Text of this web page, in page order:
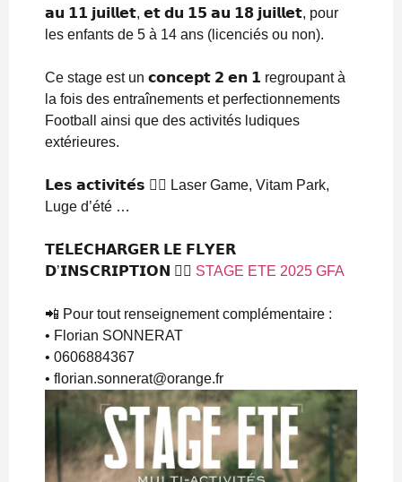
𝗮𝘂 𝟭𝟭 𝗷𝘂𝗶𝗹𝗹𝗲𝘁, 𝗲𝘁 𝗱𝘂 𝟭𝟱 𝗮𝘂 𝟭𝟴 𝗷𝘂𝗶𝗹𝗹𝗲𝘁, pour
les enfants de 5 à 14 ans (licenciés ou non).
Ce stage est un 𝗰𝗼𝗻𝗰𝗲𝗽𝘁 𝟮 𝗲𝗻 𝟭 regroupant à
la fois des entraînements et perfectionnements
Football ainsi que des activités ludiques
extérieures.
𝗟𝗲𝘀 𝗮𝗰𝘁𝗶𝘃𝗶𝘁𝗲́𝘀 👉🏻 Laser Game, Vitam Park,
Luge d’été …
𝗧𝗘́𝗟𝗘́𝗖𝗛𝗔𝗥𝗚𝗘𝗥 𝗟𝗘 𝗙𝗟𝗬𝗘𝗥
𝗗’𝗜𝗡𝗦𝗖𝗥𝗜𝗣𝗧𝗜𝗢𝗡 👉🏻 STAGE ETE 2025 GFA
📲 Pour tout renseignement complémentaire :
• Florian SONNERAT
• 0606884367
• florian.sonnerat@orange.fr